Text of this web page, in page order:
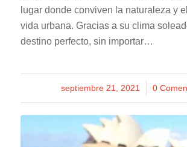
lugar donde conviven la naturaleza y
vida urbana. Gracias a su clima
destino perfecto, sin importar…
septiembre 21, 2021
/ 0